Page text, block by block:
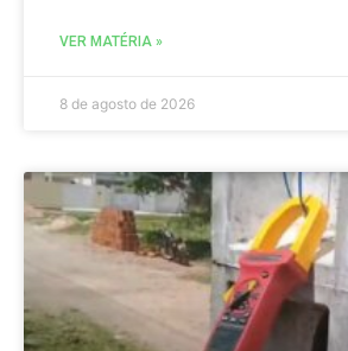
VER MATÉRIA »
8 de agosto de 2026